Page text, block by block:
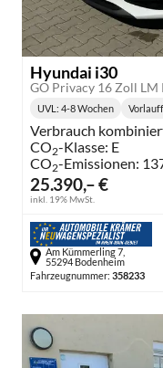
Hyundai i30
GO Privacy 16 Zoll LM
25.390,– €
inkl. 19% MwSt.
Lieferzeit:
UVL : 4-8 Wochen
Verbrauch
CO2-Klasse: E
CO2-Emissionen:
Am Kümmerling 7,
55294 Bodenheim
Fahrzeugnummer: 358233